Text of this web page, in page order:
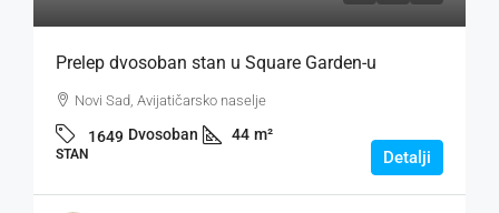
Prelep dvosoban stan u Square Garden-u
Novi Sad, Avijatičarsko naselje
1649 Dvosoban 44 m²
STAN Detalji